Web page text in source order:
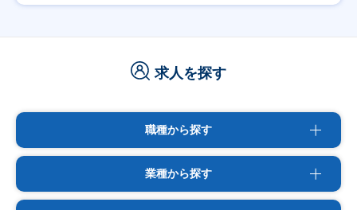
求人を探す
職種から探す
業種から探す